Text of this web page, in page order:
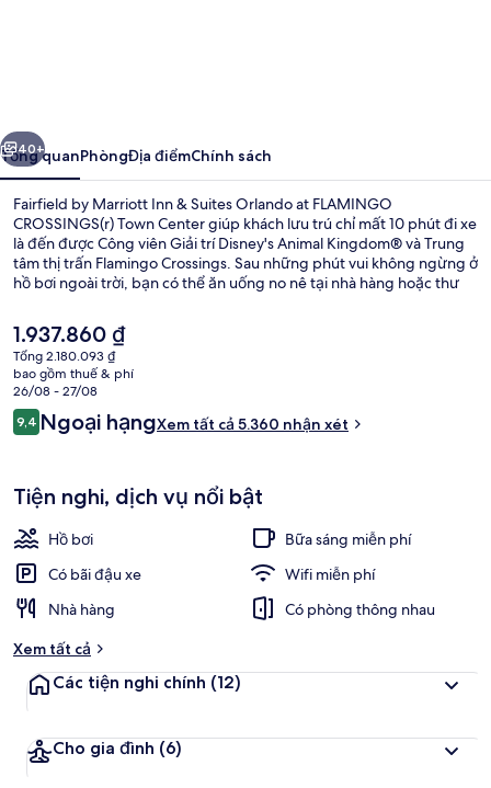
&
Suites
Orlando
at
FLAMINGO
Town
Center
Tiếp
40+
Tổng quanPhòngĐịa điểmChính sách
Fairfield by Marriott Inn & Suites Orlando at FLAMINGO
CROSSINGS(r) Town Center giúp khách lưu trú chỉ mất 10 phút đi xe
là đến được Công viên Giải trí Disney's Animal Kingdom® và Trung
tâm thị trấn Flamingo Crossings. Sau những phút vui không ngừng ở
hồ bơi ngoài trời, bạn có thể ăn uống no nê tại nhà hàng hoặc thư
trung tâm thể thao phục vụ 24 giờ và xe đưa đón đến công viên giải
trí là những tiện nghi đáng chú ý khác tại khách sạn phong cách kiến
trúc Art Deco này. Hồ bơi và nhân viên nhiệt tình là những điều được
du khách đánh giá cao.
Giá
hiện
tại
là
1.937.860 ₫
1.937.860 ₫
Tổng 2.180.093 ₫
bao gồm thuế & phí
26/08 - 27/08
Nhận
xét
9,49,4 trên 10,
Ngoại hạngXem tất cả 5.360 nhận xét
Tiện nghi, dịch vụ nổi bật
Hồ bơi
Bữa sáng miễn phí
Có bãi đậu xe
Wifi miễn phí
Nhà hàng
Có phòng thông nhau
Xem tất cả
Các tiện nghi chính (12)
Cho gia đình (6)